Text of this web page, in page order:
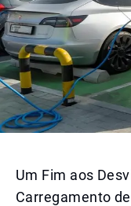
Um Fim aos
Carregamento